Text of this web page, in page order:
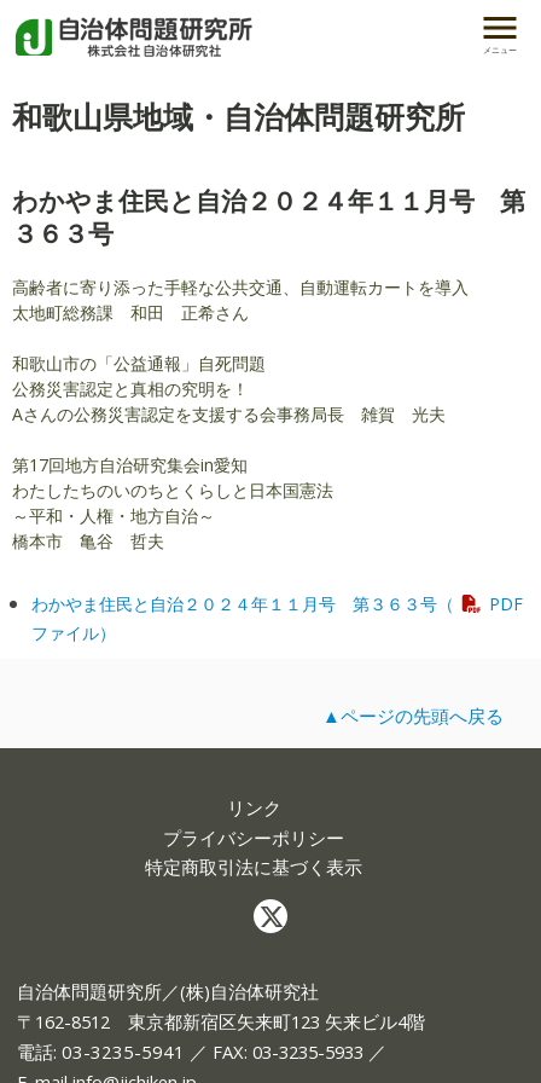
メニュー
和歌山県地域・自治体問題研究所
わかやま住民と自治２０２４年１１月号 第
３６３号
高齢者に寄り添った手軽な公共交通、自動運転カートを導入
太地町総務課 和田 正希さん
和歌山市の「公益通報」自死問題
公務災害認定と真相の究明を！
Aさんの公務災害認定を支援する会事務局長 雑賀 光夫
第17回地方自治研究集会in愛知
わたしたちのいのちとくらしと日本国憲法
～平和・人権・地方自治～
橋本市 亀谷 哲夫
わかやま住民と自治２０２４年１１月号 第３６３号（
PDF
ファイル）
▲ページの先頭へ戻る
リンク
プライバシーポリシー
特定商取引法に基づく表示
自治体問題研究所／(株)自治体研究社
〒162-8512 東京都新宿区矢来町123 矢来ビル4階
電話: 03-3235-5941 ／ FAX: 03-3235-5933 ／